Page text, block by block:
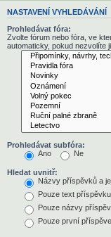
NASTAVENÍ VYHLEDÁVÁNÍ
Prohledávat fóra:
Zvolte fórum nebo fóra, ve
automaticky, pokud nezvolíte
Prohledávat subfóra:
Ano
Ne
Hledat uvnitř:
Názvy příspěvků a
Pouze text příspěvku
Pouze názvy
Pouze první